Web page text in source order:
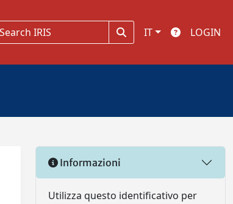
IT LOGIN
Informazioni
Utilizza questo identificativo per